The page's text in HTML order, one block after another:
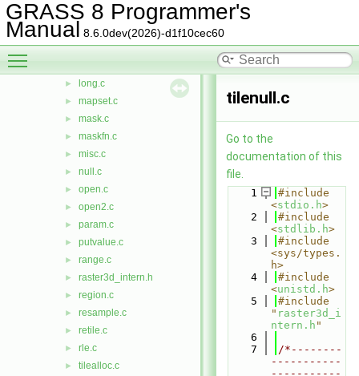
GRASS 8 Programmer's
Manual 8.6.0dev(2026)-d1f10cec60
► history.c
► index.c
► intio.c
► long.c
► mapset.c
► mask.c
► maskfn.c
► misc.c
► null.c
► open.c
► open2.c
► param.c
► putvalue.c
► range.c
► raster3d_intern.h
► region.c
► resample.c
► retile.c
► rle.c
► tilealloc.c
tilenull.c
Go to the
documentation of this
file.
    1
#include
<stdio.h>
    2
#include
<stdlib.h>
    3
#include
<sys/types.
h>
    4
#include
<unistd.h>
    5
#include
" raster3d_i
ntern.h "
    6
    7
/*--------
-----------
-----------